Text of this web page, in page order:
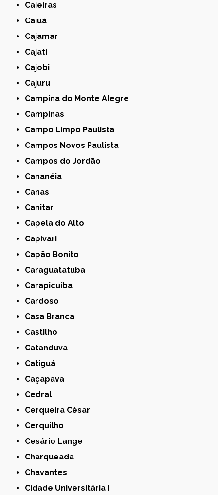
Caieiras
Caiuá
Cajamar
Cajati
Cajobi
Cajuru
Campina do Monte Alegre
Campinas
Campo Limpo Paulista
Campos Novos Paulista
Campos do Jordão
Cananéia
Canas
Canitar
Capela do Alto
Capivari
Capão Bonito
Caraguatatuba
Carapicuíba
Cardoso
Casa Branca
Castilho
Catanduva
Catiguá
Caçapava
Cedral
Cerqueira César
Cerquilho
Cesário Lange
Charqueada
Chavantes
Cidade Universitária I